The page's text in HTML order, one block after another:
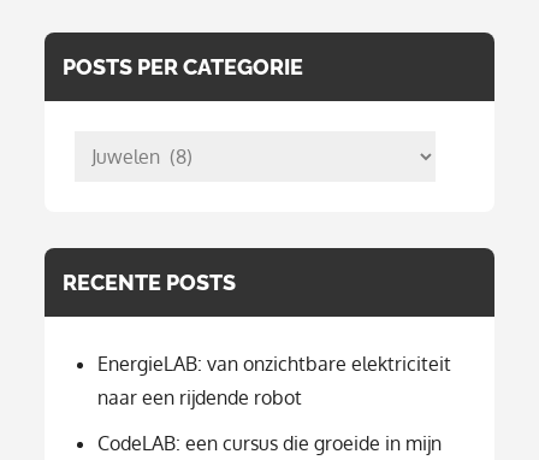
POSTS PER CATEGORIE
posts
RECENTE POSTS
EnergieLAB: van onzichtbare elektriciteit
naar een rijdende robot
CodeLAB: een cursus die groeide in mijn